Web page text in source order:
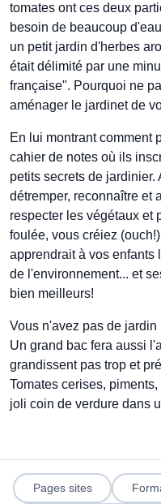
tomates ont ces deux
besoin de beaucoup
un petit jardin d'herbes
était délimité par une
française". Pourquoi ne
aménager le jardinet de
En lui montrant comment
cahier de notes où ils
petits secrets de
détremper, reconnaître et
respecter les végétaux et
foulée, vous créiez
apprendrait à vos enfants
de l'environnement... et
bien meilleurs!
Vous n'avez pas de
Un grand bac fera aussi
grandissent pas trop et
Tomates cerises,
joli coin de verdure dans
Pages sites